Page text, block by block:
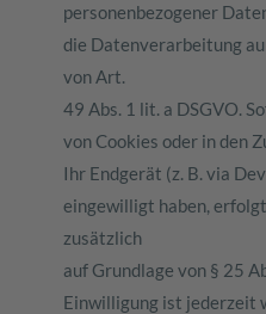
personenbezogener
die Datenverarbeitung
von Art.
49 Abs. 1 lit. a DSGVO.
von Cookies oder in den
Ihr Endgerät (z. B. via
eingewilligt haben,
zusätzlich
auf Grundlage von § 25
Einwilligung ist jederzeit